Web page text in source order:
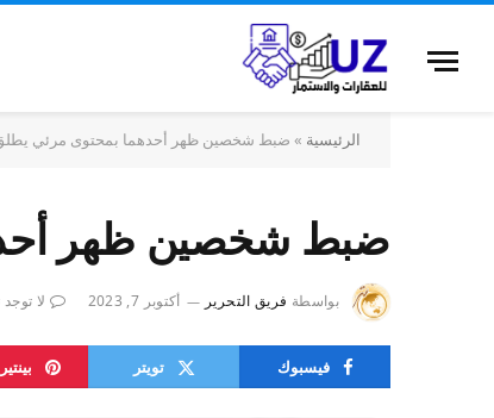
الرئيسية » ضبط شخصين ظهر أحدهما بمحتوى مرئي يطلق
ضبط شخصين ظهر
بواسطة فريق التحرير أكتوبر 7, 2023 لا
فيسبوك تويتر